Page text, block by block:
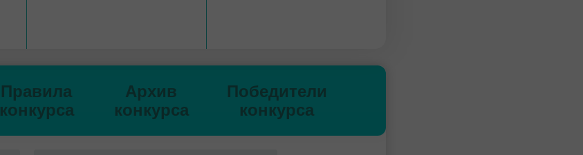
Правила
конкурса
Архив
конкурса
Победители
конкурса